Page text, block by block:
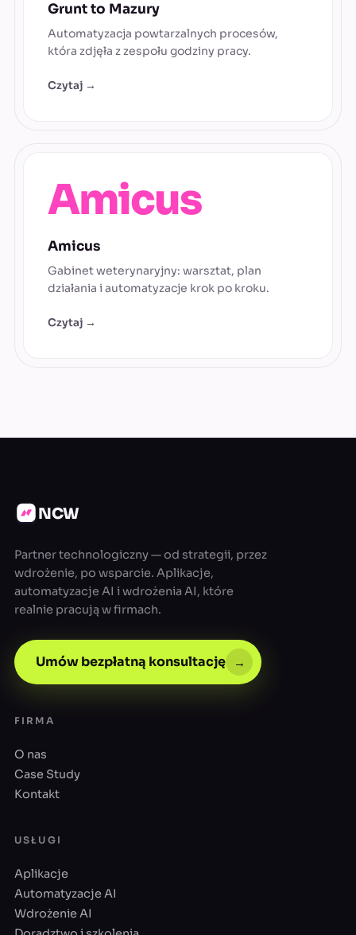
Grunt to Mazury
Automatyzacja powtarzalnych procesów,
która zdjęła z zespołu godziny pracy.
Czytaj →
Amicus
Amicus
Gabinet weterynaryjny: warsztat, plan
działania i automatyzacje krok po kroku.
Czytaj →
NCW
Partner technologiczny — od strategii, przez
wdrożenie, po wsparcie. Aplikacje,
automatyzacje AI i wdrożenia AI, które
realnie pracują w firmach.
Umów bezpłatną konsultację →
FIRMA
O nas
Case Study
Kontakt
USŁUGI
Aplikacje
Automatyzacje AI
Wdrożenie AI